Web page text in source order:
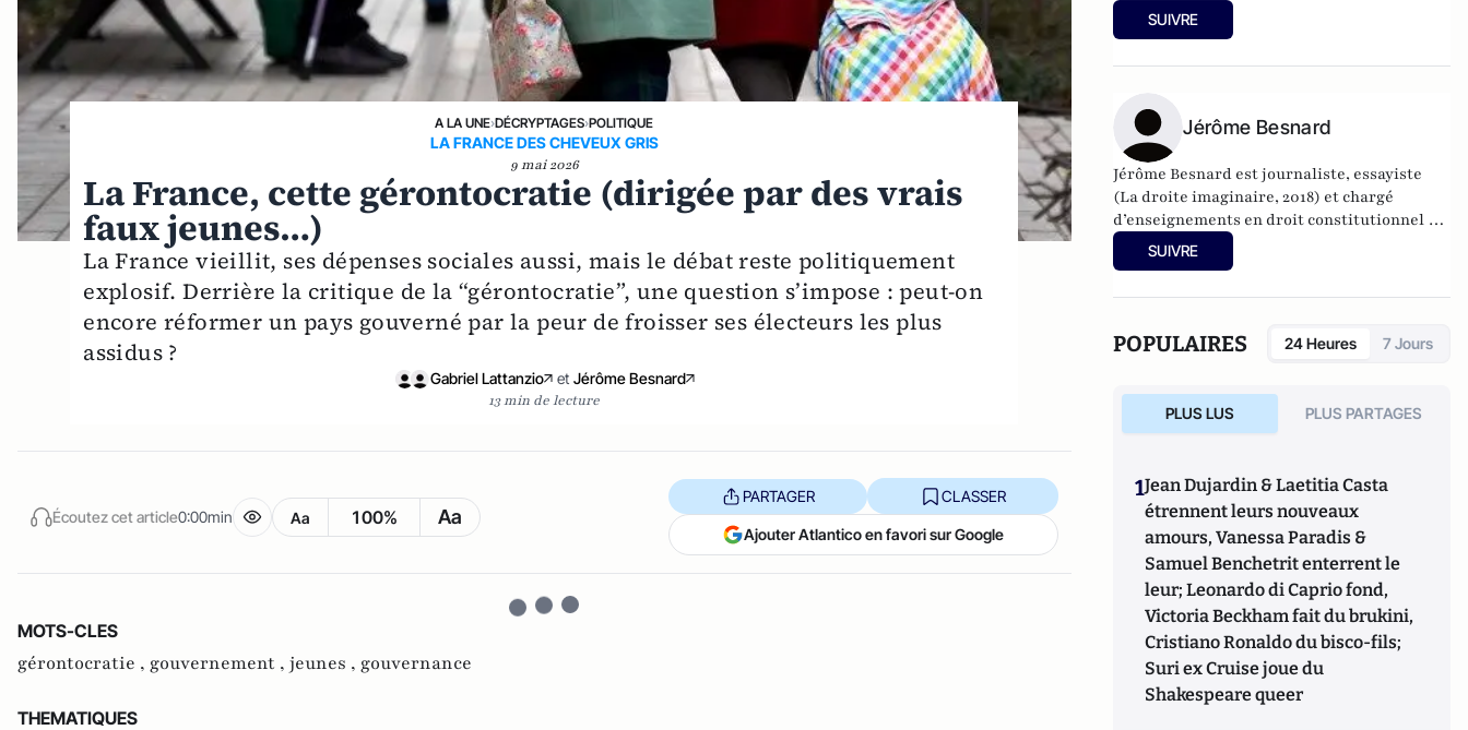
A LA UNE›DÉCRYPTAGES›POLITIQUE
LA FRANCE DES CHEVEUX GRIS
9 mai 2026
La France, cette gérontocratie (dirigée par des vrais
faux jeunes…)
La France vieillit, ses dépenses sociales aussi, mais le débat reste politiquement
explosif. Derrière la critique de la “gérontocratie”, une question s’impose : peut-on
encore réformer un pays gouverné par la peur de froisser ses électeurs les plus
assidus ?
Gabriel Lattanzio et Jérôme Besnard
13 min de lecture
Écoutez cet article0:00min Aa 100% Aa
PARTAGER CLASSER
Ajouter Atlantico en favori sur Google
MOTS-CLES
gérontocratie , gouvernement , jeunes , gouvernance
THEMATIQUES
Sorbonne.
SUIVRE
Jérôme Besnard
Jérôme Besnard est journaliste, essayiste
(La droite imaginaire, 2018) et chargé
d’enseignements en droit constitutionnel à
l’Université Paris Cité.
SUIVRE
POPULAIRES 24 Heures 7 Jours
PLUS LUS PLUS PARTAGES
1Jean Dujardin & Laetitia Casta
étrennent leurs nouveaux
amours, Vanessa Paradis &
Samuel Benchetrit enterrent le
leur; Leonardo di Caprio fond,
Victoria Beckham fait du brukini,
Cristiano Ronaldo du bisco-fils;
Suri ex Cruise joue du
Shakespeare queer